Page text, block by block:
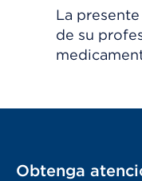
La
de su
Obtenga